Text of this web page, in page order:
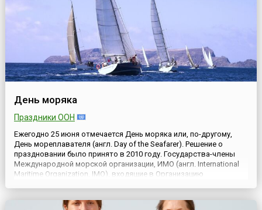
День моряка
Праздники ООН
Ежегодно 25 июня отмечается День моряка или, по-другому,
День мореплавателя (англ. Day of the Seafarer). Решение о
праздновании было принято в 2010 году. Государства-члены
Международной морской организации, ИМО (англ. International
Maritime Organization, IMO), входящие в Организацию
учреждения эт...